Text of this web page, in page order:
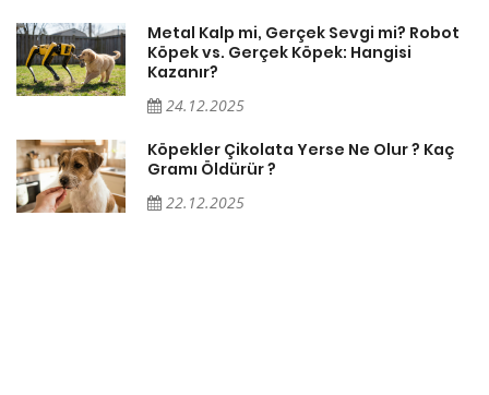
Metal Kalp mi, Gerçek Sevgi mi? Robot
Köpek vs. Gerçek Köpek: Hangisi
Kazanır?
24.12.2025
Köpekler Çikolata Yerse Ne Olur ? Kaç
Gramı Öldürür ?
22.12.2025